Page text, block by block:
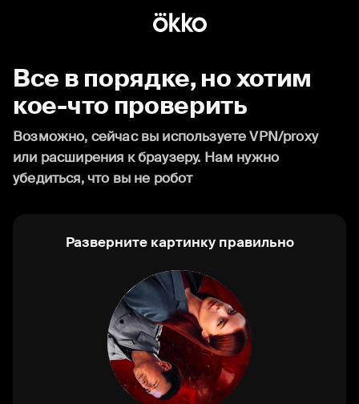
Все в порядке, но хотим
кое-что проверить
Возможно, сейчас вы используете VPN/proxy
или расширения к браузеру. Нам нужно
убедиться, что вы не робот
Разверните картинку правильно